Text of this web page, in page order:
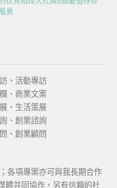
景
、活動專訪
、商業文案
、生活策展
、創業諮詢
、創業顧問
各項專案亦可與我長期合作
體共同協作，另有信賴的社